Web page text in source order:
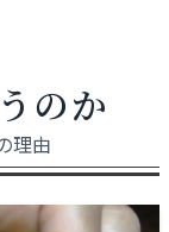
のか
理由